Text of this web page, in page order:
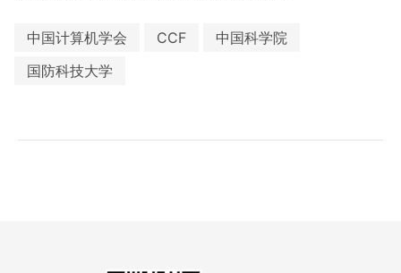
中国计算机学会 CCF
中国科学院
国防科技大学